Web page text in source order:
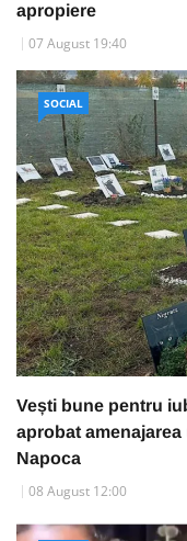
apropiere
07 August 19:40
SOCIAL
Vești bune pentru
aprobat
Napoca
08 August 12:00